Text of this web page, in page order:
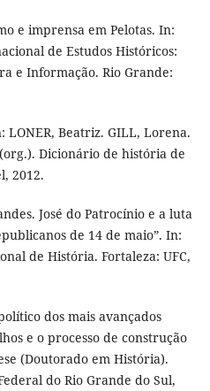
e imprensa em Pelotas. In:
de Estudos Históricos:
e Informação. Rio Grande:
LONER, Beatriz. GILL, Lorena.
Dicionário de história de
2012.
José do Patrocínio e a luta
de 14 de maio”. In:
de História. Fortaleza: UFC,
dos mais avançados
e o processo de construção
(Doutorado em História).
do Rio Grande do Sul,